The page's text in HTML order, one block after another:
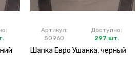
Артикул:
50960
Доступно:
297 шт.
Шапка Евро Ушанка, черный